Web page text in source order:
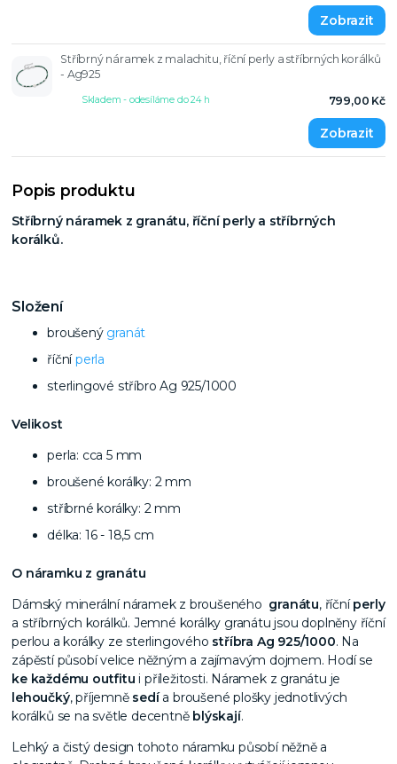
Stříbrný náramek z malachitu, říční perly a stříbrných korálků
- Ag925
799,00 Kč
Skladem - odesíláme do 24 h
Popis produktu
Stříbrný náramek z granátu, říční perly a stříbrných
korálků.
Složení
broušený granát
říčníperla
sterlingové stříbro Ag 925/1000
Velikost
perla: cca 5 mm
broušené korálky: 2 mm
stříbrné korálky: 2 mm
délka: 16 - 18,5 cm
O náramku z granátu
Dámský minerální náramek z broušeného granátu, říčníperly
a stříbrných korálků. Jemné korálky granátu jsou doplněny říční
perlou a korálky ze sterlingového stříbra Ag 925/1000. Na
zápěstí působí velice něžným a zajímavým dojmem. Hodí se
ke každému outfitu i příležitosti. Náramek z granátu je
lehoučký, příjemně sedía broušené plošky jednotlivých
korálků se na světle decentně blýskají.
Lehký a čistý design tohoto náramku působí něžně a